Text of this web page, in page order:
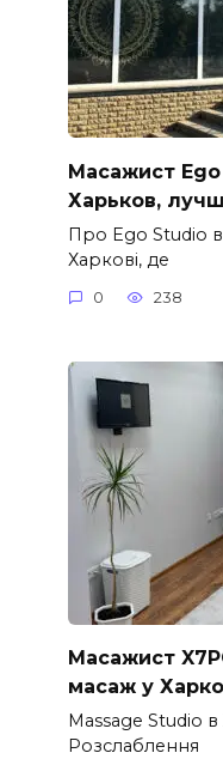
Масажист
Харьков,
Про Ego Studio
Харкові, де
0 238
Масажист
масаж у
Massage Studio
Розслаблення